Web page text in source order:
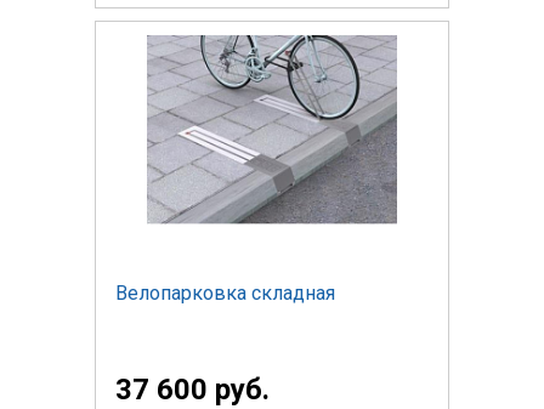
Велопарковка складная
37 600 руб.